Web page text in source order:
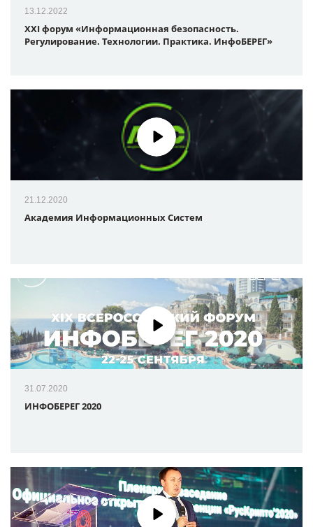
13.12.2022
XXI форум «Информационная безопасность.
Регулирование. Технологии. Практика. ИнфоБЕРЕГ»
21.12.2020
Академия Информационных Систем
31.07.2020
ИНФОБЕРЕГ 2020